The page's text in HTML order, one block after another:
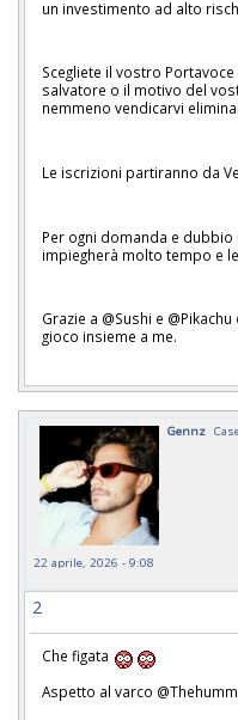
un investimento ad alto
Scegliete il vostro
salvatore o il motivo del
nemmeno vendicarvi
Le iscrizioni partiranno da
Per ogni domanda e
impiegherà molto tempo e
Grazie a @Sushi e
gioco insieme a me.
Gennz
22 aprile, 2026 - 9:08
2
Che figata
Aspetto al varco